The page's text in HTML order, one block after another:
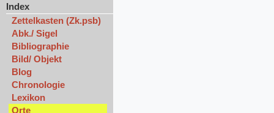
Index
Zettelkasten (Zk.psb)
Abk./ Sigel
Bibliographie
Bild/ Objekt
Blog
Chronologie
Lexikon
Orte